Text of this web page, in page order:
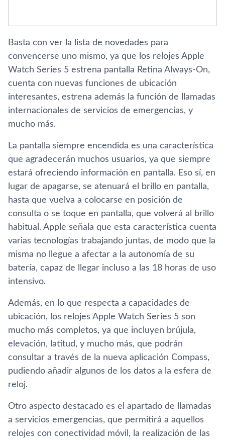
Basta con ver la lista de novedades para
convencerse uno mismo, ya que los relojes Apple
Watch Series 5 estrena pantalla Retina Always-On,
cuenta con nuevas funciones de ubicación
interesantes, estrena además la función de llamadas
internacionales de servicios de emergencias, y
mucho más.
La pantalla siempre encendida es una característica
que agradecerán muchos usuarios, ya que siempre
estará ofreciendo información en pantalla. Eso sí, en
lugar de apagarse, se atenuará el brillo en pantalla,
hasta que vuelva a colocarse en posición de
consulta o se toque en pantalla, que volverá al brillo
habitual. Apple señala que esta característica cuenta
varias tecnologías trabajando juntas, de modo que la
misma no llegue a afectar a la autonomía de su
batería, capaz de llegar incluso a las 18 horas de uso
intensivo.
Además, en lo que respecta a capacidades de
ubicación, los relojes Apple Watch Series 5 son
mucho más completos, ya que incluyen brújula,
elevación, latitud, y mucho más, que podrán
consultar a través de la nueva aplicación Compass,
pudiendo añadir algunos de los datos a la esfera de
reloj.
Otro aspecto destacado es el apartado de llamadas
a servicios emergencias, que permitirá a aquellos
relojes con conectividad móvil, la realización de las